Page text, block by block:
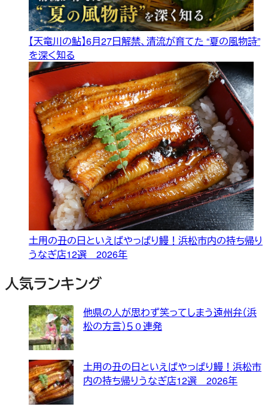
【天竜川の鮎】6月27日解禁、清流が育てた “夏の風物詩”
を深く知る
土用の丑の日といえばやっぱり鰻！浜松市内の持ち帰り
うなぎ店12選 2026年
人気ランキング
他県の人が思わず笑ってしまう遠州弁（浜
松の方言）５０連発
土用の丑の日といえばやっぱり鰻！浜松市
内の持ち帰りうなぎ店12選 2026年